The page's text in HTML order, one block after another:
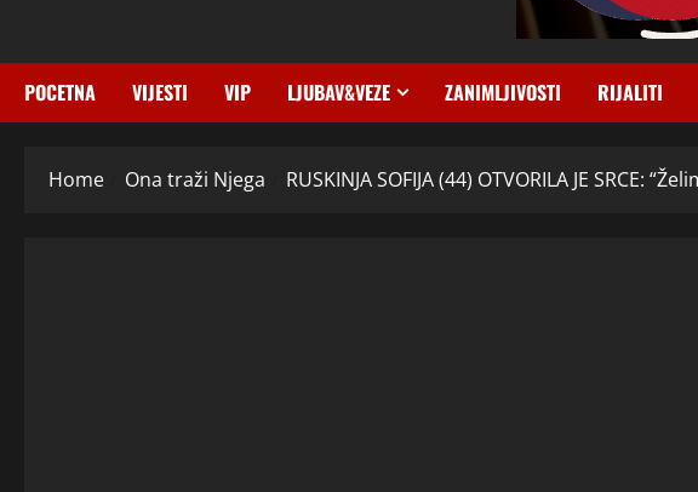
POCETNA VIJESTI VIP LJUBAV&VEZE ZANIMLJIVOSTI RIJALITI
Home Ona traži Njega RUSKINJA SOFIJA (44) OTVORILA JE SRCE: